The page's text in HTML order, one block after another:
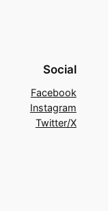
Social
Facebook
Instagram
Twitter/X